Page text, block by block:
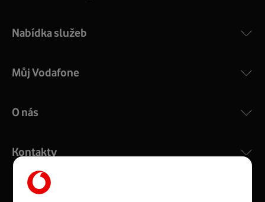
Nabídka služeb
Můj Vodafone
O nás
Kontakty